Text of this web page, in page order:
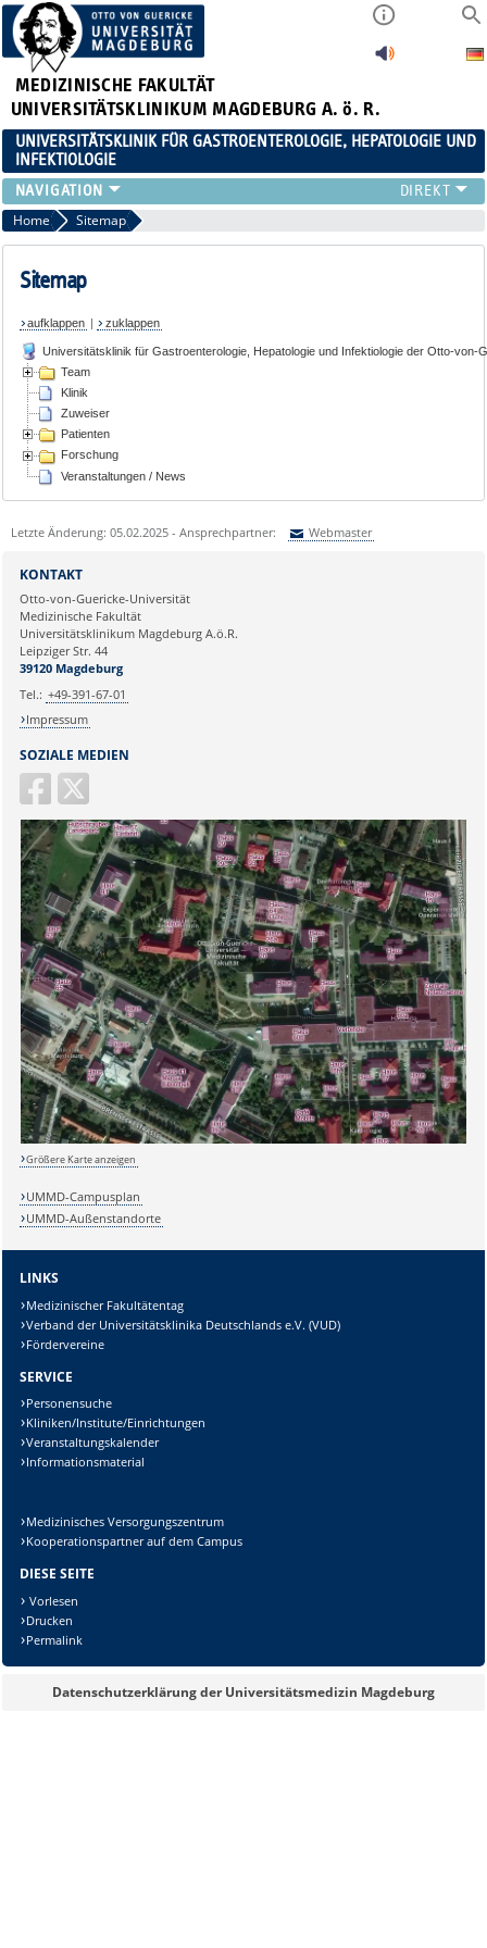
MEDIZINISCHE FAKULTÄT
UNIVERSITÄTSKLINIKUM MAGDEBURG A. ö. R.
UNIVERSITÄTSKLINIK FÜR GASTROENTEROLOGIE, HEPATOLOGIE UND
INFEKTIOLOGIE
TEAM
KLINIK
ZUWEISER
FORSCHUNG
VERANSTALTUNGEN / NEWS
Home Sitemap
Sitemap
aufklappen | zuklappen
Universitätsklinik für Gastroenterologie, Hepatologie und Infektiologie der Otto-von-
Team
Klinik
Zuweiser
Patienten
Forschung
Veranstaltungen / News
Letzte Änderung: 05.02.2025 - Ansprechpartner: Webmaster
Ihre E-Mailadresse:
Ihr Anliegen:
Sicherheitsabfrage:
Lösung:
SOZIALE MEDIEN
KONTAKT
Otto-von-Guericke-Universität
Medizinische Fakultät
Universitätsklinikum Magdeburg A.ö.R.
Leipziger Str. 44
39120 Magdeburg
Tel.: +49-391-67-01
Impressum
Größere Karte anzeigen
UMMD-Campusplan
UMMD-Außenstandorte
LINKS
Medizinischer Fakultätentag
Verband der Universitätsklinika Deutschlands e.V. (VUD)
Fördervereine
SERVICE
Personensuche
Kliniken/Institute/Einrichtungen
Veranstaltungskalender
Informationsmaterial
Medizinisches Versorgungszentrum
Kooperationspartner auf dem Campus
DIESE SEITE
Vorlesen
Drucken
Permalink
Datenschutzerklärung der Universitätsmedizin Magdeburg